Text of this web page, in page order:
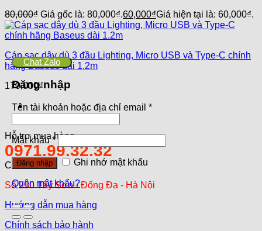
80,000₫ Giá gốc là: 80,000₫.60,000₫Giá hiện tại là: 60,000₫.
Cáp sạc dây dù 3 đầu Lighting, Micro USB và Type-C chính
hãng Baseus dài 1.2m
170,000₫
Hỗ trợ mua hàng
0971.99.32.32
Cơ sở 1
Số 250 Tây Sơn - Đống Đa - Hà Nội
Hướng dẫn mua hàng
Chính sách bảo hành
Chat Zalo
Đăng nhập
Tên tài khoản hoặc địa chỉ email *
Mật khẩu*
Đăng nhập Ghi nhớ mật khẩu
Quên mật khẩu?